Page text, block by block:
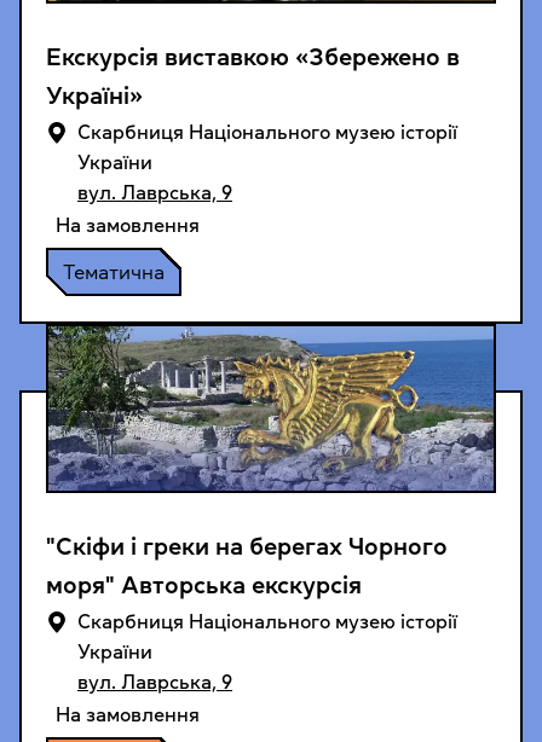
Екскурсія виставкою «Збережено в
Україні»
Cкарбниця Національного музею історії
України
вул. Лаврська, 9
На замовлення
Тематична
"Скіфи і греки на берегах Чорного
моря" Авторська екскурсія
Cкарбниця Національного музею історії
України
вул. Лаврська, 9
На замовлення